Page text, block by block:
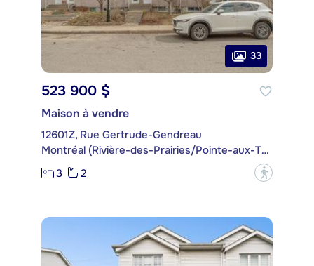
33
523 900 $
Maison à vendre
12601Z, Rue Gertrude-Gendreau
Montréal (Rivière-des-Prairies/Pointe-aux-Trembles)
3
2 ?